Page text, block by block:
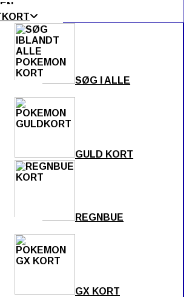
SØG I ALLE
GULD KORT
REGNBUE
GX KORT